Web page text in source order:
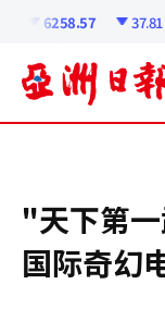
6258.57 37.81
"天下第
国际奇幻